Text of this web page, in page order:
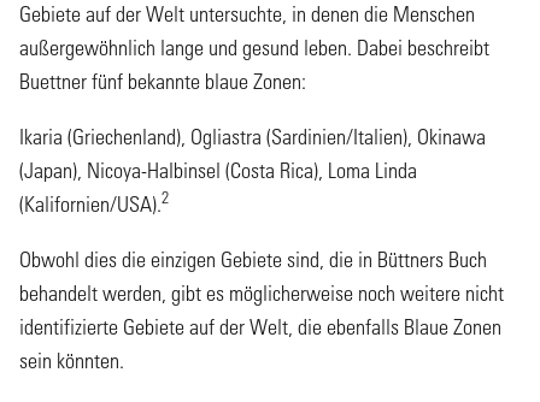
Gebiete auf der Welt untersuchte, in denen die Menschen
außergewöhnlich lange und gesund leben. Dabei beschreibt
Buettner fünf bekannte blaue Zonen:
Ikaria (Griechenland), Ogliastra (Sardinien/Italien), Okinawa
(Japan), Nicoya-Halbinsel (Costa Rica), Loma Linda
(Kalifornien/USA).2
Obwohl dies die einzigen Gebiete sind, die in Büttners Buch
behandelt werden, gibt es möglicherweise noch weitere nicht
identifizierte Gebiete auf der Welt, die ebenfalls Blaue Zonen
sein könnten.